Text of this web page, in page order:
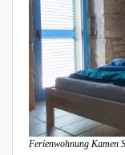
Ferienwohnung Kamen